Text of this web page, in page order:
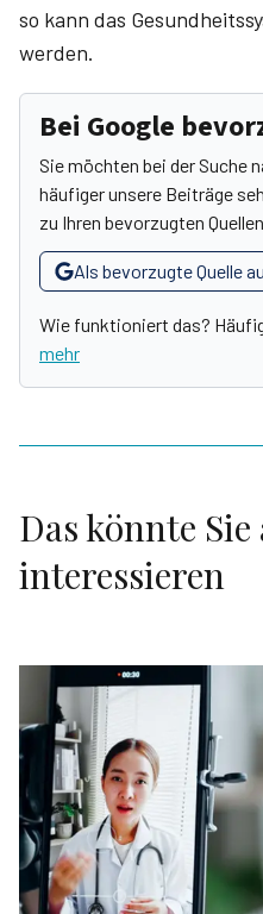
so kann das
werden.
Bei Google
Sie möchten bei der Suche
häufiger unsere Beiträge
zu Ihren bevorzugten
Als bevorzugte Quelle
Wie funktioniert das?
mehr
Das könnte
interessieren